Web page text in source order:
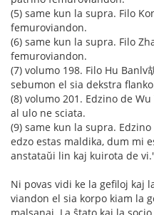
(5) same kun la supra. Filo
femuroviandon.
(6) same kun la supra. Filo
femuroviandon.
(7) volumo 198. Filo Hu
sebumon el sia dekstra
(8) volumo 201. Edzino de
al ulo ne sciata.
(9) same kun la supra.
edzo estas maldika, dum mi
anstataŭi lin kaj kuirota de
Ni povas vidi ke la gefiloj kaj
viandon el sia korpo kiam la